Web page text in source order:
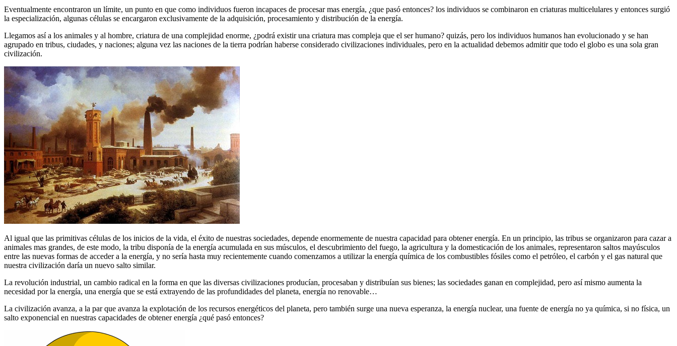
Eventualmente encontraron un límite, un punto en que como individuos fueron incapaces de procesar mas energía, ¿que pasó entonces? los individuos se combinaron en criaturas multicelulares y entonces surgió
la especialización, algunas células se encargaron exclusivamente de la adquisición, procesamiento y distribución de la energía.
Llegamos así a los animales y al hombre, criatura de una complejidad enorme, ¿podrá existir una criatura mas compleja que el ser humano? quizás, pero los individuos humanos han evolucionado y se han
agrupado en tribus, ciudades, y naciones; alguna vez las naciones de la tierra podrían haberse considerado civilizaciones individuales, pero en la actualidad debemos admitir que todo el globo es una sola gran
civilización.
Al igual que las primitivas células de los inicios de la vida, el éxito de nuestras sociedades, depende enormemente de nuestra capacidad para obtener energía. En un principio, las tribus se organizaron para cazar a
animales mas grandes, de este modo, la tribu disponía de la energía acumulada en sus músculos, el descubrimiento del fuego, la agricultura y la domesticación de los animales, representaron saltos mayúsculos
entre las nuevas formas de acceder a la energía, y no sería hasta muy recientemente cuando comenzamos a utilizar la energía química de los combustibles fósiles como el petróleo, el carbón y el gas natural que
nuestra civilización daría un nuevo salto similar.
La revolución industrial, un cambio radical en la forma en que las diversas civilizaciones producían, procesaban y distribuían sus bienes; las sociedades ganan en complejidad, pero así mismo aumenta la
necesidad por la energía, una energía que se está extrayendo de las profundidades del planeta, energía no renovable…
La civilización avanza, a la par que avanza la explotación de los recursos energéticos del planeta, pero también surge una nueva esperanza, la energía nuclear, una fuente de energía no ya química, si no física, un
salto exponencial en nuestras capacidades de obtener energía ¿qué pasó entonces?